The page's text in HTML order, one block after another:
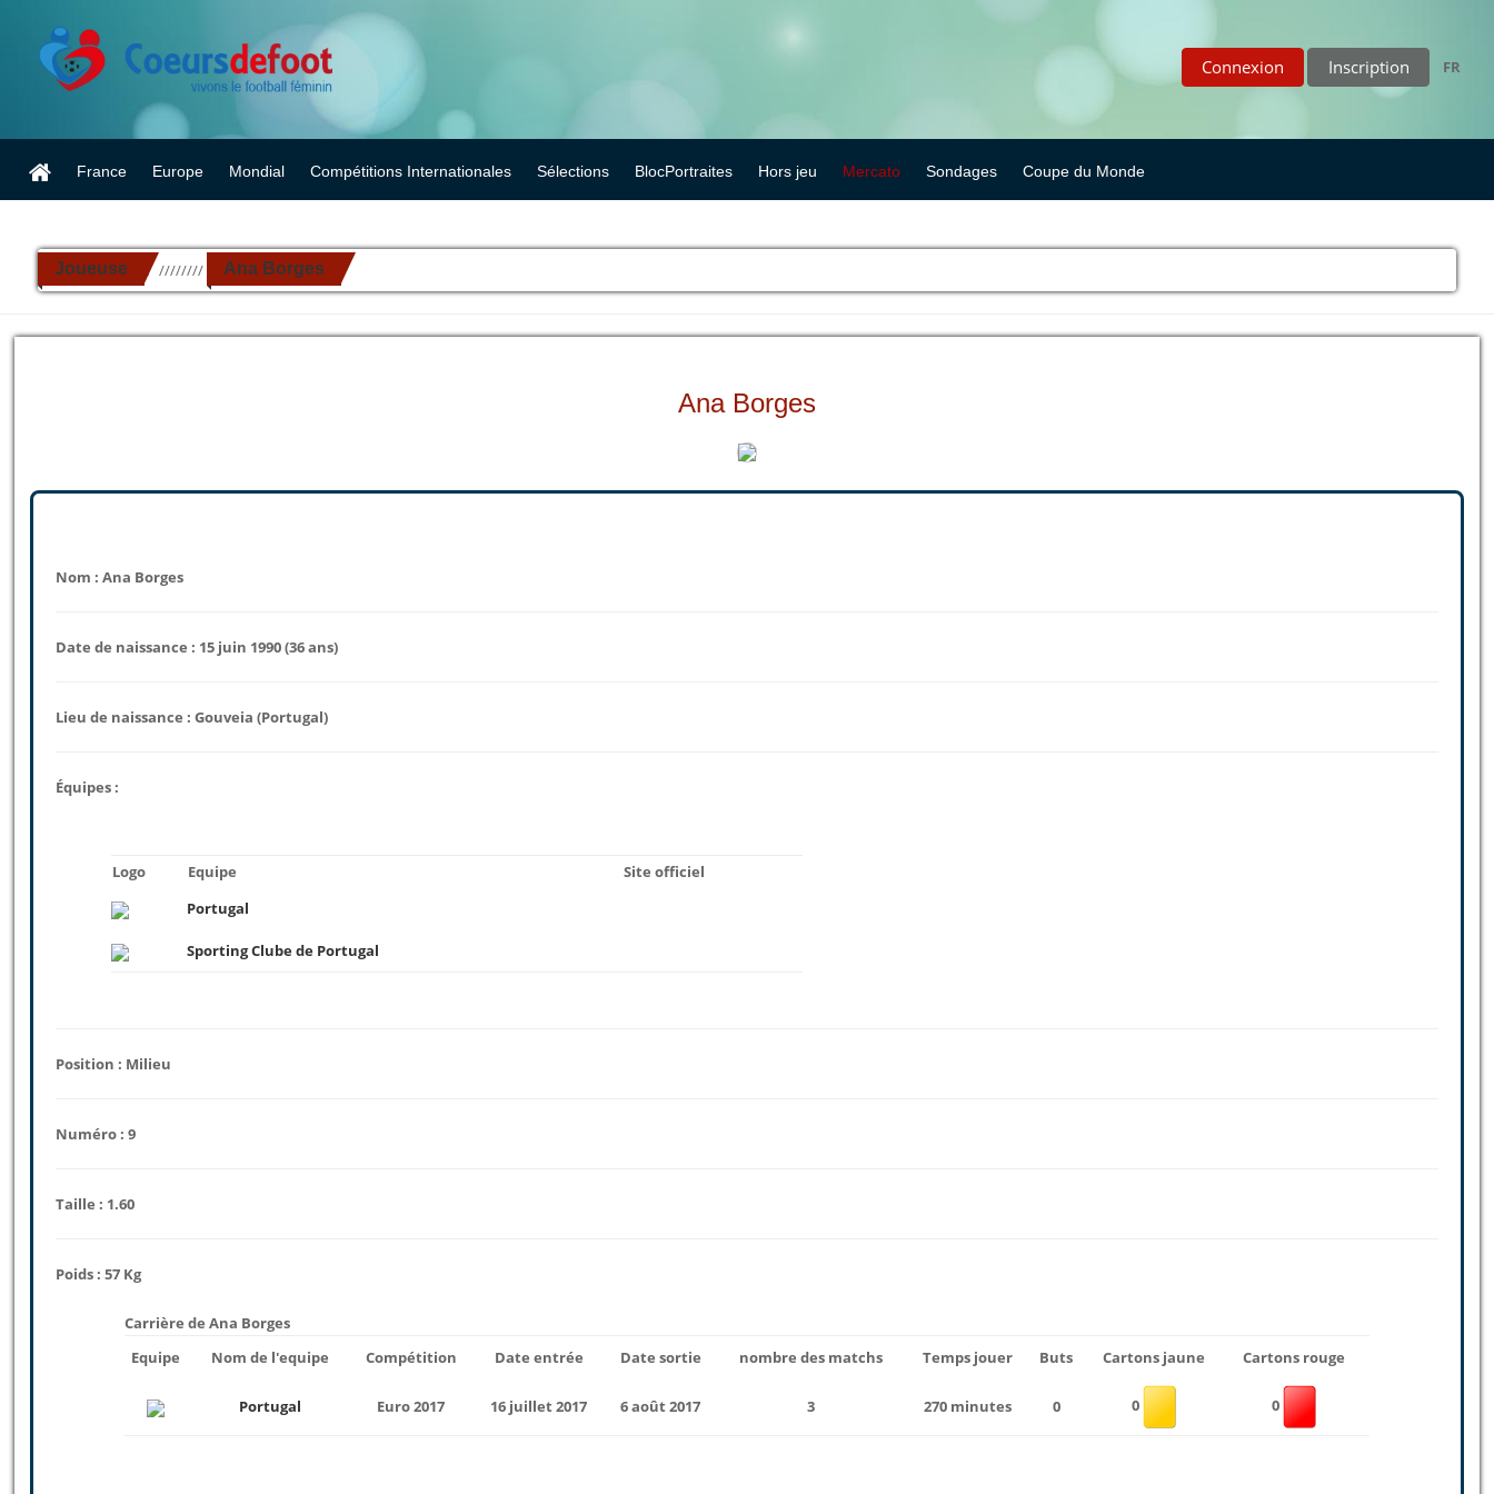
Connexion Inscription FR
France Europe Mondial Compétitions Internationales Sélections BlocPortraites Hors jeu Mercato Sondages Coupe du Monde
Joueuse ////////// Ana Borges
Ana Borges
Nom : Ana Borges
Date de naissance : 15 juin 1990 (36 ans)
Lieu de naissance : Gouveia (Portugal)
Équipes :
Logo Equipe
Site officiel
Portugal
Sporting Clube de Portugal
Position : Milieu
Numéro : 9
Taille : 1.60
Poids : 57 Kg
Carrière de Ana Borges
Equipe
Nom de l'equipe Compétition Date entrée Date sortie nombre des matchs Temps jouer Buts Cartons jaune Cartons rouge
Portugal Euro 2017 16 juillet 2017 6 août 2017 3 270 minutes 0 0 0